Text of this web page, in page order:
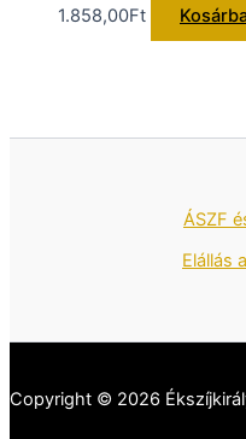
1.858,00Ft
ÁSZF
Elállás
Copyright © 2026